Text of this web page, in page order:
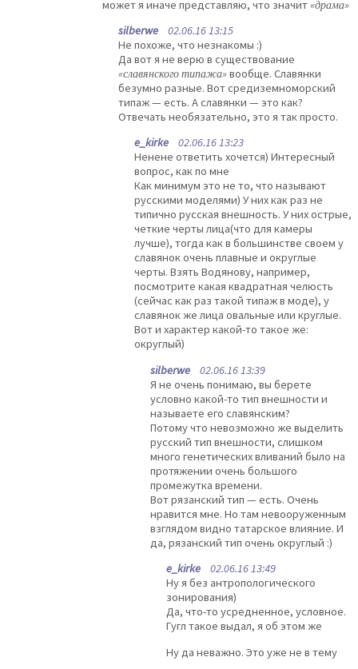
может я иначе представляю, что значит«драма»
silberwe 02.06.16 13:15
Не похоже, что незнакомы :)
Да вот я не верю в существование
«славянского типажа»вообще. Славянки
безумно разные. Вот средиземноморский
типаж — есть. А славянки — это как?
Отвечать необязательно, это я так просто.
e_kirke 02.06.16 13:23
Ненене ответить хочется) Интересный
вопрос, как по мне
Как минимум это не то, что называют
русскими моделями) У них как раз не
типично русская внешность. У них острые,
четкие черты лица(что для камеры
лучше), тогда как в большинстве своем у
славянок очень плавные и округлые
черты. Взять Водянову, например,
посмотрите какая квадратная челюсть
(сейчас как раз такой типаж в моде), у
славянок же лица овальные или круглые.
Вот и характер какой-то такое же:
округлый)
silberwe 02.06.16 13:39
Я не очень понимаю, вы берете
условно какой-то тип внешности и
называете его славянским?
Потому что невозможно же выделить
русский тип внешности, слишком
много генетических вливаний было на
протяжении очень большого
промежутка времени.
Вот рязанский тип — есть. Очень
нравится мне. Но там невооруженным
взглядом видно татарское влияние. И
да, рязанский тип очень округлый :)
e_kirke 02.06.16 13:49
Ну я без антропологического
зонирования)
Да, что-то усредненное, условное.
Гугл такое выдал, я об этом же
Ну да неважно. Это уже не в тему